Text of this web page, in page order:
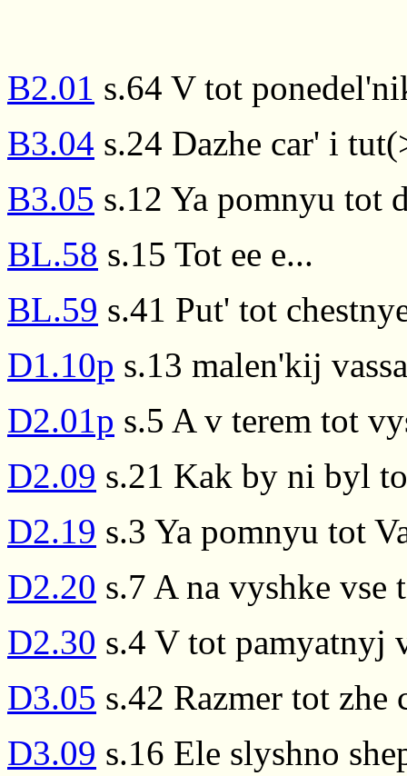
B2.01 s.64 V tot
B3.04 s.24 Dazhe car' i
B3.05 s.12 Ya pomnyu tot
BL.58 s.15 Tot ee e...
BL.59 s.41 Put' tot
D1.10p s.13 malen'kij
D2.01p s.5 A v terem tot
D2.09 s.21 Kak by ni byl
D2.19 s.3 Ya pomnyu tot
D2.20 s.7 A na vyshke vse
D2.30 s.4 V tot pamyatnyj
D3.05 s.42 Razmer tot
D3.09 s.16 Ele slyshno